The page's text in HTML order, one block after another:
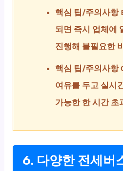
핵심 팁/주의사항
되면 즉시 업체에
진행해 불필요한
핵심 팁/주의사항
여유를 두고 실시
가능한 한 시간 초
6. 다양한 전세버